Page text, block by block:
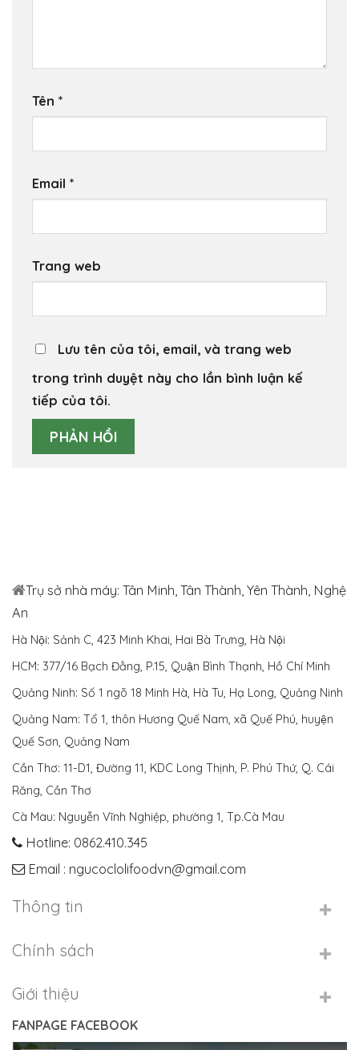
Tên *
Email *
Trang web
Lưu tên của tôi, email, và trang web
trong trình duyệt này cho lần bình luận kế
tiếp của tôi.
Trụ sở nhà máy: Tân Minh, Tân Thành, Yên Thành, Nghệ
An
Hà Nội: Sảnh C, 423 Minh Khai, Hai Bà Trưng, Hà Nội
HCM: 377/16 Bạch Đằng, P.15, Quận Bình Thạnh, Hồ Chí Minh
Quảng Ninh: Số 1 ngõ 18 Minh Hà, Hà Tu, Hạ Long, Quảng Ninh
Quảng Nam: Tổ 1, thôn Hương Quế Nam, xã Quế Phú, huyện
Quế Sơn, Quảng Nam
Cần Thơ: 11-D1, Đường 11, KDC Long Thịnh, P. Phú Thứ, Q. Cái
Răng, Cần Thơ
Cà Mau: Nguyễn Vĩnh Nghiệp, phường 1, Tp.Cà Mau
Hotline: 0862.410.345
Email : ngucoclolifoodvn@gmail.com
Thông tin
Chính sách
Giới thiệu
FANPAGE FACEBOOK